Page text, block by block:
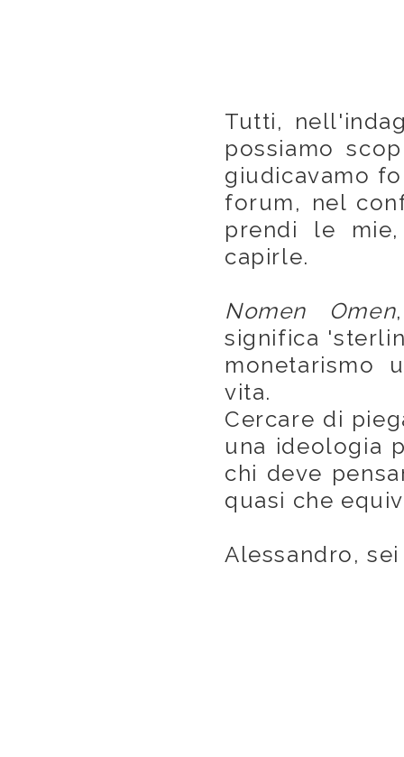
Tutti,
possiamo
giudicavamo
forum, nel
prendi le
capirle.
Nomen Omen,
significa
monetarismo
vita.
Cercare di
una ideologia
chi deve
quasi che
Alessandro,